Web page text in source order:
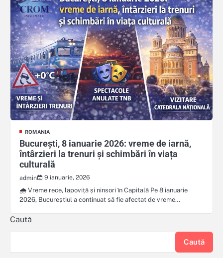
ROMANIA
București, 8 ianuarie 2026: vreme de iarnă,
întârzieri la trenuri și schimbări în viața
culturală
admin
9 ianuarie, 2026
🌧️ Vreme rece, lapoviță și ninsori în Capitală Pe 8 ianuarie
2026, Bucureștiul a continuat să fie afectat de vreme…
Caută
Caută